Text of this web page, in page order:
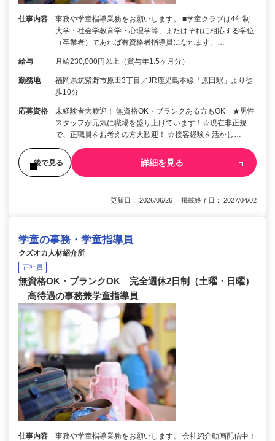
仕事内容
事務や学童指導業務をお願いします。 ■学童クラブは4年制
大学・社会学教育学・心理学等、またはそれに相応する学位
（卒業者）であれば有資格者指導員になれます。…
給与 月給230,000円以上（賞与年1.5ヶ月分）
勤務地
福岡県筑紫野市原田3丁目／JR鹿児島本線「原田駅」より徒
歩10分
応募資格
未経験者大歓迎！ 無資格OK・ブランクある方もOK ★男性
スタッフが元気に職場を盛り上げています！☆現在非正規
で、正職員をお考えの方大歓迎！ ☆接客経験を活かし…
後で見る 詳細を見る
更新日： 2026/06/26 掲載終了日： 2027/04/02
学童の事務・学童指導員
クズオカ人材紹介所
正社員
無資格OK・ブランクOK 完全週休2日制（土曜・日曜）
高待遇の事務兼学童指導員
仕事内容
事務や学童指導業務をお願いします。 会社紹介動画配信中！